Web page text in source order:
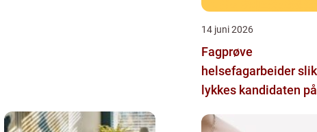
14 juni 2026
Fagprøve
helsefagarbeider slik
lykkes kandidaten på